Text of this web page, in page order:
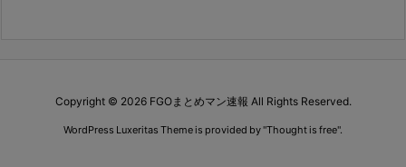
Copyright © 2026 FGOまとめマン速報 All Rights Reserved.
WordPress Luxeritas Theme is provided by "Thought is free".